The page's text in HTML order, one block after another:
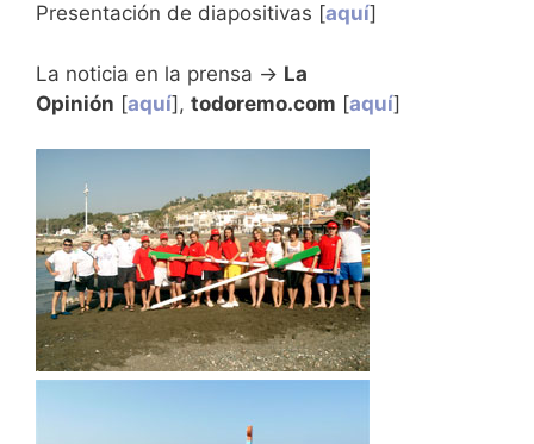
Presentación de diapositivas [aquí]
La noticia en la prensa -> La
Opinión [aquí], todoremo.com [aquí]